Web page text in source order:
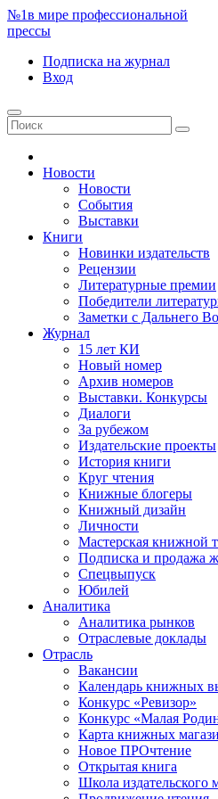
№1в мире профессиональной
прессы
Подписка на журнал
Вход
Новости
Новости
События
Выставки
Книги
Новинки издательств
Рецензии
Литературные премии
Победители
Заметки с Дальнего
Журнал
15 лет КИ
Новый номер
Архив номеров
Выставки. Конкурсы
Диалоги
За рубежом
Издательские проекты
История книги
Круг чтения
Книжные блогеры
Книжный дизайн
Личности
Мастерская книжной
Подписка и продажа
Спецвыпуск
Юбилей
Аналитика
Аналитика рынков
Отраслевые доклады
Отрасль
Вакансии
Календарь книжных
Конкурс «Ревизор»
Конкурс «Малая
Карта книжных
Новое ПРОчтение
Открытая книга
Школа издательского